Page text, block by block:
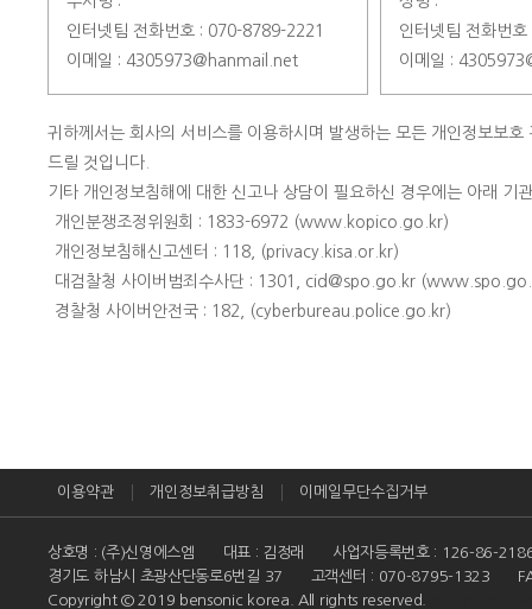
인터넷팀 전화번호 : 070-8789-2221
이메일 : 4305973@hanmail.net
인터넷팀 전화번
이메일 :
귀하께서는 회사의 서비스를 이용하시며 발생하는 모든 개인정보보
드릴 것입니다.
기타 개인정보침해에 대한 신고나 상담이 필요하신 경우에는 아래 기
개인분쟁조정위원회 : 1833-6972 (www.kopico.go.kr)
개인정보침해신고센터 : 118, (privacy.kisa.or.kr)
대검찰청 사이버범죄수사단 : 1301, cid@spo.go.kr
경찰청 사이버안전국 : 182, (cyberbureau.police.go.kr)
이용약관 개인정보취급방침 이메일무단수집거부
상호명 : (주)신영에스엠 대표 : 김정래
사업자등록번호 : 126-86-
경기도 하남시 초광산단동로6번길 37
고객센터 : 070-8795-1323
Copyright © 2019 bensonic korea. All rights reserved.